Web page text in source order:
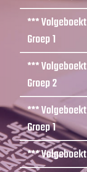
***
Groep 1
***
Groep 2
***
Groep 1
***